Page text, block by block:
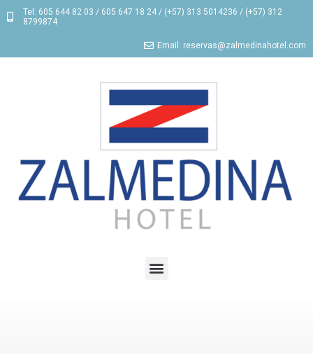
Tel: 605 644 82 03 / 605 647 18 24 / (+57) 313 5014236 / (+57) 312
8799874
Email: reservas@zalmedinahotel.com